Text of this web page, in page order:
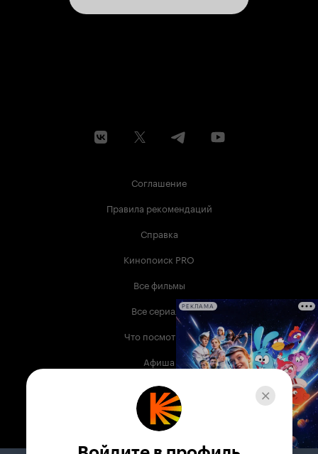
Соглашение
Правила рекомендаций
Справка
Кинопоиск PRO
Все фильмы
Все сериалы
Что посмотреть
Афиша
Музыка
Телепрограмма
РЕКЛАМА